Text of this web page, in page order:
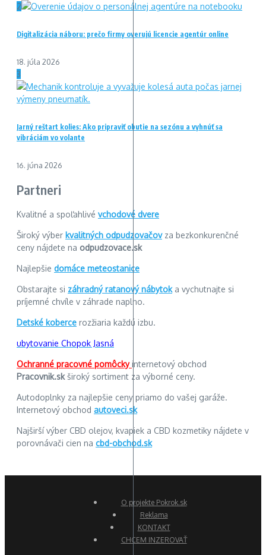
2
Digitalizácia náboru: prečo firmy overujú licencie agentúr online
18. júla 2026
3
Jarný reštart kolies: Ako pripraviť obutie na sezónu a vyhnúť sa
vibráciám vo volante
16. júna 2026
Partneri
Kvalitné a spoľahlivé vchodové dvere
Široký výber kvalitných odpudzovačovza bezkonkurenčné
ceny nájdete na odpudzovace.sk
Najlepšie domáce meteostanice
Obstarajte si záhradný ratanový nábytoka vychutnajte si
príjemné chvíle v záhrade naplno.
Detské koberce rozžiaria každú izbu.
ubytovanie Chopok Jasná
Ochranné pracovné pomôckyinternetový obchod
Pracovnik.skširoký sortiment za výborné ceny.
Autodoplnky za najlepšie ceny priamo do vašej garáže.
Internetový obchod autoveci.sk
Najširší výber CBD olejov, kvapiek a CBD kozmetiky nájdete v
porovnávači cien na cbd-obchod.sk
O projekte Pokrok.sk
Reklama
KONTAKT
CHCEM INZEROVAŤ